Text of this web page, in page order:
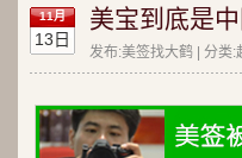
11月
13日
美宝到底是
发布:美签找大鹤 | 分类